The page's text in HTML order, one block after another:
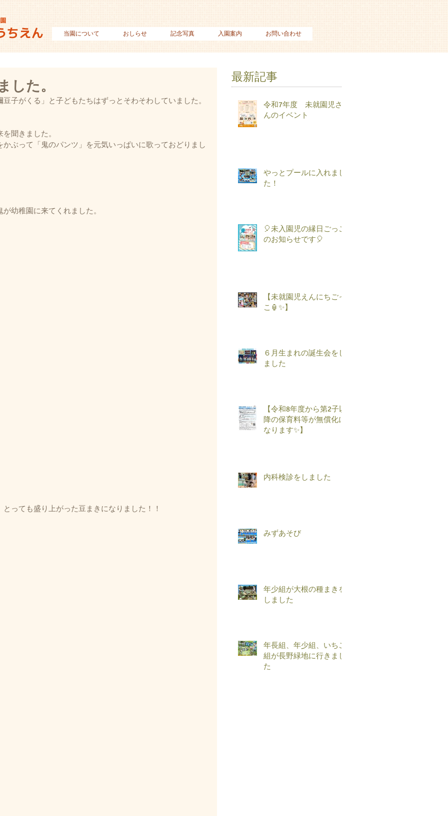
当園について おしらせ 記念写真 入園案内 お問い合わせ
した。
子がくる」と子どもたちはずっとそわそわしていました。
聞きました。
ぶって「鬼のパンツ」を元気いっぱいに歌っておどりまし
幼稚園に来てくれました。
っても盛り上がった豆まきになりました！！
最新記事
令和7年度 未就園児さ
んのイベント
やっとプールに入れまし
た！
🎈未入園児の縁日ごっこ
のお知らせです🎈
【未就園児えんにちごっ
こ🏮✨】
６月生まれの誕生会をし
ました
【令和8年度から第2子以
降の保育料等が無償化に
なります✨】
内科検診をしました
みずあそび
年少組が大根の種まきを
しました
年長組、年少組、いちご
組が長野緑地に行きまし
た